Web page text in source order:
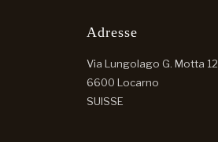
Adresse
Via Lungolago G. Motta 12
6600 Locarno
SUISSE